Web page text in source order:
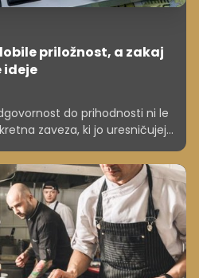
priložnost, a zakaj
ideje
do prihodnosti ni le
zaveza, ki jo uresničujejo
trajnostno družbo.